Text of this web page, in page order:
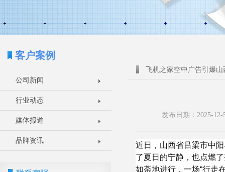
客户案例
公司新闻
行业动态
媒体报道
品牌资讯
飞机之家空中广告引爆
发布日期：2025-
近日，山西省吕梁市中
了夏日的宁静，也点燃
如荼地进行，一场“行走